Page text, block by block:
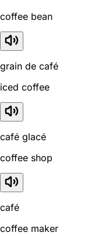
coffee bean
grain de café
iced coffee
café glacé
coffee shop
café
coffee maker